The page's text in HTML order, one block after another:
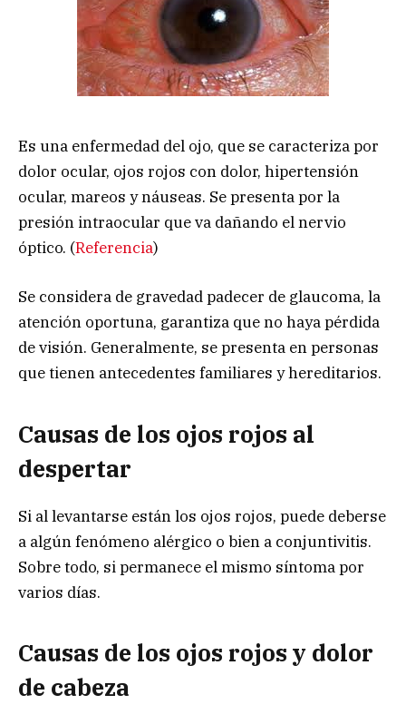
Es una enfermedad del ojo, que se caracteriza por
dolor ocular, ojos rojos con dolor, hipertensión
ocular, mareos y náuseas. Se presenta por la
presión intraocular que va dañando el nervio
óptico. (Referencia)
Se considera de gravedad padecer de glaucoma, la
atención oportuna, garantiza que no haya pérdida
de visión. Generalmente, se presenta en personas
que tienen antecedentes familiares y hereditarios.
Causas de los ojos rojos al
despertar
Si al levantarse están los ojos rojos, puede deberse
a algún fenómeno alérgico o bien a conjuntivitis.
Sobre todo, si permanece el mismo síntoma por
varios días.
Causas de los ojos rojos y dolor
de cabeza